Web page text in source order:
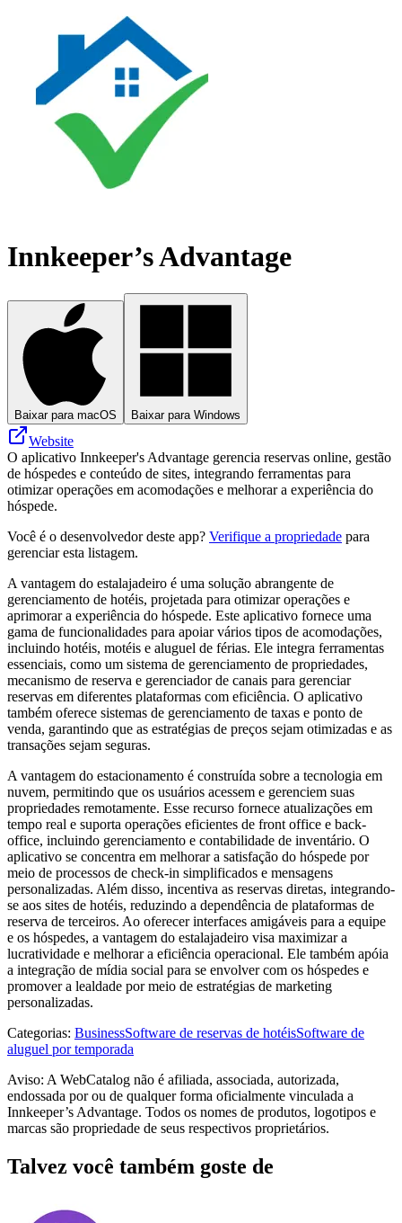
Innkeeper’s Advantage
Baixar para macOS Baixar para Windows
Website
O aplicativo Innkeeper's Advantage gerencia reservas online, gestão
de hóspedes e conteúdo de sites, integrando ferramentas para
otimizar operações em acomodações e melhorar a experiência do
hóspede.
Você é o desenvolvedor deste app? Verifique a propriedade para
gerenciar esta listagem.
A vantagem do estalajadeiro é uma solução abrangente de
gerenciamento de hotéis, projetada para otimizar operações e
aprimorar a experiência do hóspede. Este aplicativo fornece uma
gama de funcionalidades para apoiar vários tipos de acomodações,
incluindo hotéis, motéis e aluguel de férias. Ele integra ferramentas
essenciais, como um sistema de gerenciamento de propriedades,
mecanismo de reserva e gerenciador de canais para gerenciar
reservas em diferentes plataformas com eficiência. O aplicativo
também oferece sistemas de gerenciamento de taxas e ponto de
venda, garantindo que as estratégias de preços sejam otimizadas e as
transações sejam seguras.
A vantagem do estacionamento é construída sobre a tecnologia em
nuvem, permitindo que os usuários acessem e gerenciem suas
propriedades remotamente. Esse recurso fornece atualizações em
tempo real e suporta operações eficientes de front office e back-
office, incluindo gerenciamento e contabilidade de inventário. O
aplicativo se concentra em melhorar a satisfação do hóspede por
meio de processos de check-in simplificados e mensagens
personalizadas. Além disso, incentiva as reservas diretas, integrando-
se aos sites de hotéis, reduzindo a dependência de plataformas de
reserva de terceiros. Ao oferecer interfaces amigáveis ​​para a equipe
e os hóspedes, a vantagem do estalajadeiro visa maximizar a
lucratividade e melhorar a eficiência operacional. Ele também apóia
a integração de mídia social para se envolver com os hóspedes e
promover a lealdade por meio de estratégias de marketing
personalizadas.
Categorias: BusinessSoftware de reservas de hotéisSoftware de
aluguel por temporada
Aviso: A WebCatalog não é afiliada, associada, autorizada,
endossada por ou de qualquer forma oficialmente vinculada a
Innkeeper’s Advantage. Todos os nomes de produtos, logotipos e
marcas são propriedade de seus respectivos proprietários.
Talvez você também goste de